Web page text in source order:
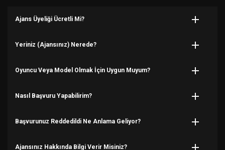
Ajans Üyeliği Ücretli Mi?
Yeriniz (Ajansınız) Nerede?
Oyuncu Veya Model Olmak İçin Uygun Muyum?
Nasıl Başvuru Yapabilirim?
Başvurunuz Reddedildi Ne Anlama Geliyor?
Ajansınız Hakkında Bilgi Verir Misiniz?